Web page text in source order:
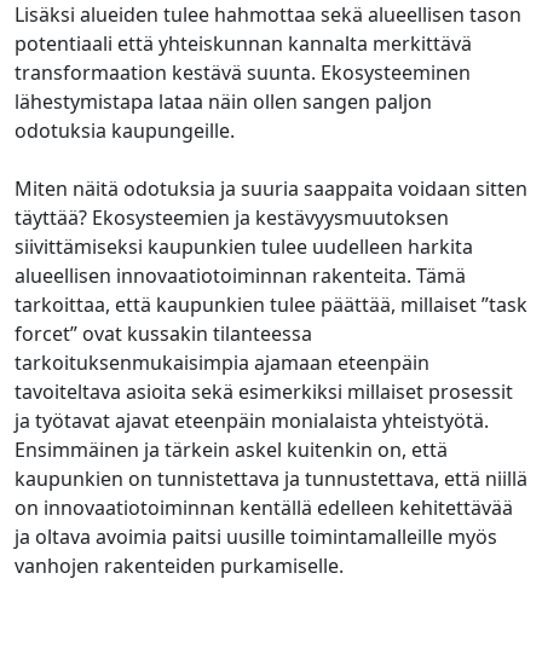
Lisäksi alueiden tulee hahmottaa sekä alueellisen tason
potentiaali että yhteiskunnan kannalta merkittävä
transformaation kestävä suunta. Ekosysteeminen
lähestymistapa lataa näin ollen sangen paljon
odotuksia kaupungeille.
Miten näitä odotuksia ja suuria saappaita voidaan sitten
täyttää? Ekosysteemien ja kestävyysmuutoksen
siivittämiseksi kaupunkien tulee uudelleen harkita
alueellisen innovaatiotoiminnan rakenteita. Tämä
tarkoittaa, että kaupunkien tulee päättää, millaiset ”task
forcet” ovat kussakin tilanteessa
tarkoituksenmukaisimpia ajamaan eteenpäin
tavoiteltava asioita sekä esimerkiksi millaiset prosessit
ja työtavat ajavat eteenpäin monialaista yhteistyötä.
Ensimmäinen ja tärkein askel kuitenkin on, että
kaupunkien on tunnistettava ja tunnustettava, että niillä
on innovaatiotoiminnan kentällä edelleen kehitettävää
ja oltava avoimia paitsi uusille toimintamalleille myös
vanhojen rakenteiden purkamiselle.